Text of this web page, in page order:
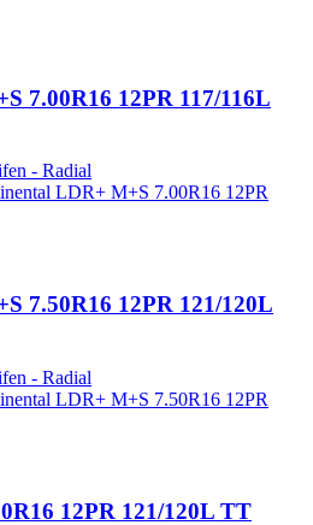
7.00R16 12PR 117/116L
- Radial
7.50R16 12PR 121/120L
- Radial
12PR 121/120L TT